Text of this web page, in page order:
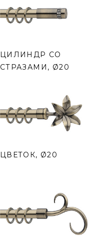
ЦИЛИНДР СО
СТРАЗАМИ, Ø20
ЦВЕТОК, Ø20